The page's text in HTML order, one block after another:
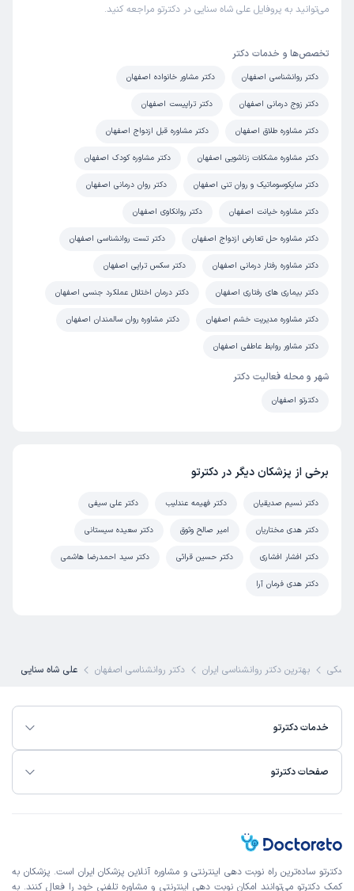
می‌توانید به پروفایل علی شاه سنایی در دکترتو مراجعه کنید.
تخصص‌ها و خدمات دکتر
دکتر روانشناسی اصفهان دکتر مشاور خانواده اصفهان
دکتر زوج درمانی اصفهان دکتر تراپیست اصفهان
دکتر مشاوره طلاق اصفهان دکتر مشاوره قبل ازدواج اصفهان
دکتر مشاوره مشکلات زناشویی اصفهان دکتر مشاوره کودک اصفهان
دکتر سایکوسوماتیک و روان تنی اصفهان دکتر روان درمانی اصفهان
دکتر مشاوره خیانت اصفهان دکتر روانکاوی اصفهان
دکتر مشاوره حل تعارض ازدواج اصفهان دکتر تست روانشناسی اصفهان
دکتر مشاوره رفتار درمانی اصفهان دکتر سکس تراپی اصفهان
دکتر بیماری های رفتاری اصفهان دکتر درمان اختلال عملکرد جنسی اصفهان
دکتر مشاوره مدیریت خشم اصفهان دکتر مشاوره روان سالمندان اصفهان
دکتر مشاور روابط عاطفی اصفهان
شهر و محله فعالیت دکتر
دکترتو اصفهان
برخی از پزشکان دیگر در دکترتو
دکتر نسیم صدیقیان دکتر فهیمه عندلیب دکتر علی سیفی
دکتر هدی مختاریان امیر صالح وثوق دکتر سعیده سیستانی
دکتر افشار افشاری دکتر حسین قرائی دکتر سید احمدرضا هاشمی
دکتر هدی فرمان آرا
بهترین دکتر روانشناسی ایران دکتر روانشناسی اصفهان علی شاه سنایی
خدمات دکترتو
صفحات دکترتو
دکترتو ساده‌ترین راه نوبت‌ دهی اینترنتی و مشاوره آنلاین پزشکان ایران است. پزشکان به
کمک دکترتو می‌توانند امکان نوبت دهی اینترنتی و مشاوره تلفنی خود را فعال کنند. به